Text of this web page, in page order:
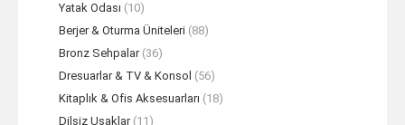
Yatak Odası (10)
Berjer & Oturma Üniteleri (88)
Bronz Sehpalar (36)
Dresuarlar & TV & Konsol (56)
Kitaplık & Ofis Aksesuarları (18)
Dilsiz Uşaklar (11)